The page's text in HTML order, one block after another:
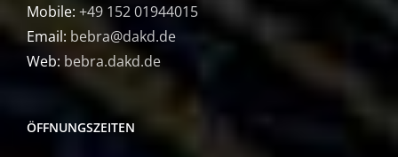
Mobile: +49 152 01944015
Email: bebra@dakd.de
Web: bebra.dakd.de
ÖFFNUNGSZEITEN